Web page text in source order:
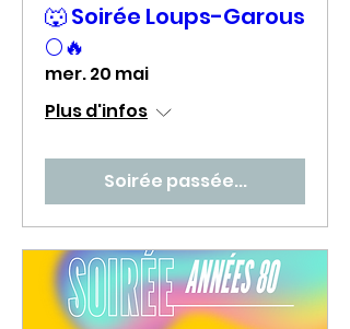
🐺 Soirée Loups-Garous
🌕🔥
mer. 20 mai
Plus d'infos
Soirée passée...